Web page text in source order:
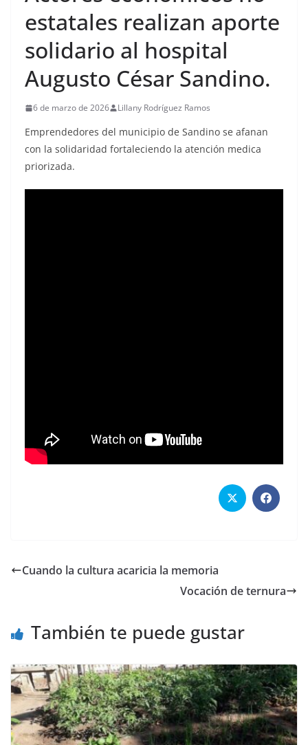
estatales realizan aporte
solidario al hospital
Augusto César Sandino.
6 de marzo de 2026 Lillany Rodríguez Ramos
Emprendedores del municipio de Sandino se afanan
con la solidaridad fortaleciendo la atención medica
priorizada.
Cuando la cultura acaricia la memoria
Vocación de ternura
También te puede gustar